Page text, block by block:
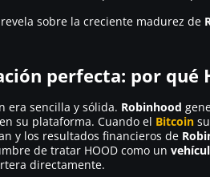
sobre la creciente madurez de
perfecta: por qué
era sencilla y sólida. Robinhood
su plataforma. Cuando el Bitcoin
y los resultados financieros de
de tratar HOOD como un
directamente.